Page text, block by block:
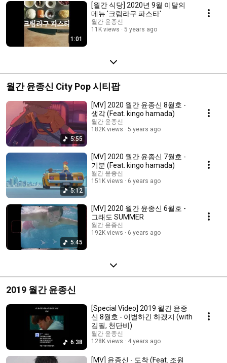
1:01
[월간 식당] 2020년 9월 이달의
메뉴 '크림라구 파스타'
월간 윤종신
11K views
5 years ago
월간 윤종신 City Pop 시티팝
5:55
[MV] 2020 월간 윤종신 8월호 -
생각 (Feat. kingo hamada)
월간 윤종신
182K views
5 years ago
5:12
[MV] 2020 월간 윤종신 7월호 -
기분 (Feat. kingo hamada)
월간 윤종신
151K views
6 years ago
5:45
[MV] 2020 월간 윤종신 6월호 -
그래도 SUMMER
월간 윤종신
192K views
6 years ago
2019 월간 윤종신
6:38
[Special Video] 2019 월간 윤종
신 8월호 - 이별하긴 하겠지 (with
김필, 천단비)
월간 윤종신
128K views
4 years ago
[MV] 윤종신 - 도착 (Feat. 조원